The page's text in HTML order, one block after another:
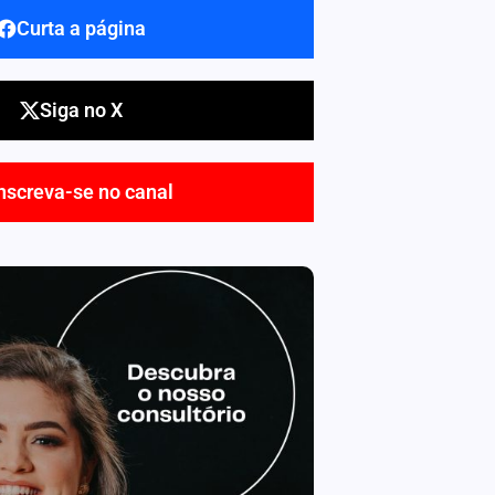
Curta a página
Siga no X
se no canal